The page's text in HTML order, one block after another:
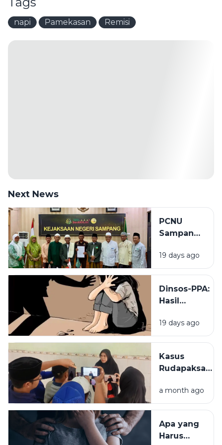
napi Pamekasan Remisi
Next News
PCNU
Sampang
Kejaksaan
Tak Masuk
Tangani
Kasus
Anak
19 days ago
Dinsos-PPA:
Hasil
Sementara
Menunjukkan
Rudapaksa
27 Pelaku di
Tidak Hamil
19 days ago
Kasus
Rudapaksa
Alarm, MUI
Sampang
Pemerintah
Evaluasi
a month ago
Apa yang
Harus